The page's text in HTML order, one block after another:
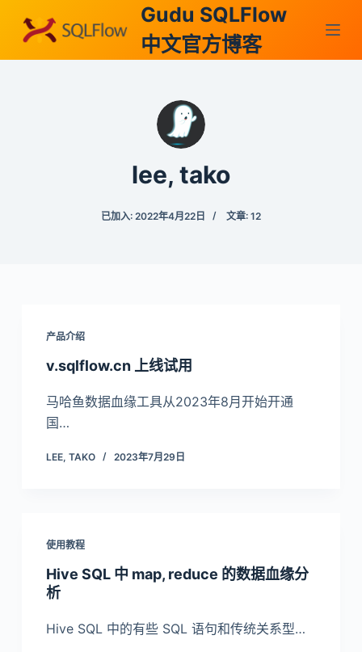
跳
过
内
Gudu SQLFlow
中文官方博客
lee, tako
已加入: 2022年4月22日 文章: 12
产品介绍
v.sqlflow.cn 上线试用
马哈鱼数据血缘工具从2023年8月开始开通
国…
LEE, TAKO 2023年7月29日
使用教程
Hive SQL 中 map, reduce 的数据血缘分
析
Hive SQL 中的有些 SQL 语句和传统关系型…